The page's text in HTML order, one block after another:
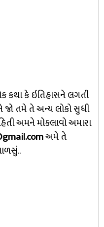
કથા કે ઇતિહાસને લગતી
જો તમે તે અન્ય લોકો સુધી
અમને મોકલાવો અમારા
અમે તે